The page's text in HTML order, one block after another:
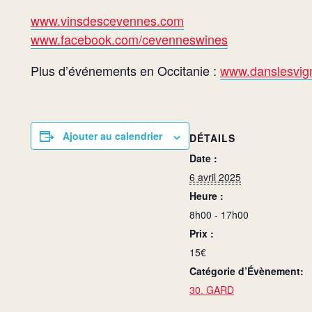
www.vinsdescevennes.com
www.facebook.com/cevenneswines
Plus d’événements en Occitanie :
Ajouter au calendrier
DÉTAILS
Date :
6 avril 2025
Heure :
8h00 - 17h00
Prix :
15€
Catégorie d’Évènement:
30. GARD